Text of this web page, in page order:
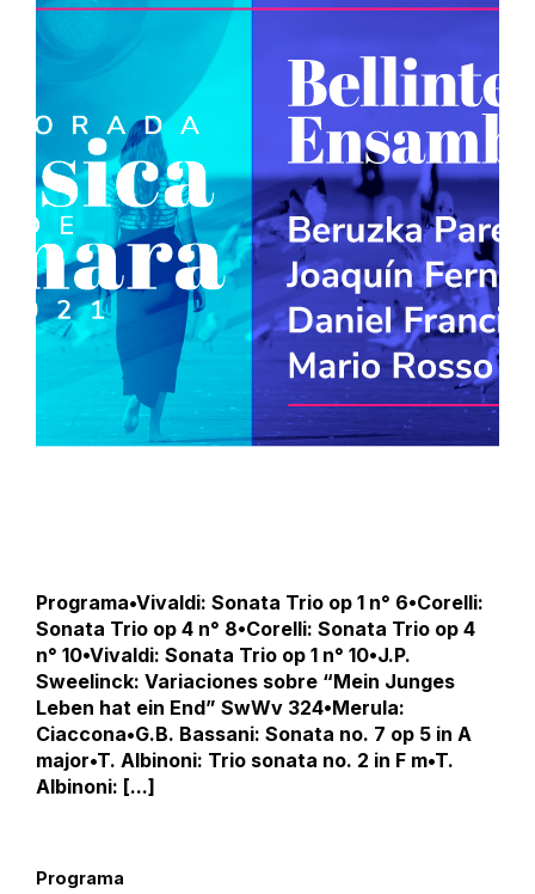
Programa•Vivaldi: Sonata Trio op 1 n° 6•Corelli:
Sonata Trio op 4 n° 8•Corelli: Sonata Trio op 4
n° 10•Vivaldi: Sonata Trio op 1 n° 10•J.P.
Sweelinck: Variaciones sobre “Mein Junges
Leben hat ein End” SwWv 324•Merula:
Ciaccona•G.B. Bassani: Sonata no. 7 op 5 in A
major•T. Albinoni: Trio sonata no. 2 in F m•T.
Albinoni: [...]
Programa